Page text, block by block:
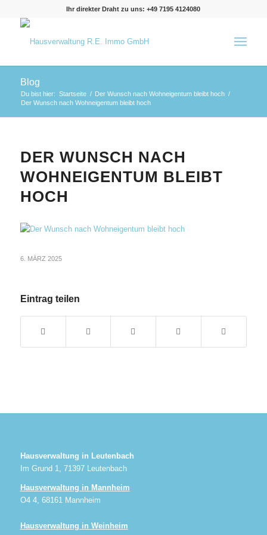
Ihr direkter Draht zu uns: +49 7195 4124080
Blog
Du bist hier: Startseite / Der Wunsch nach Wohneigentum bleibt hoch /
Der Wunsch nach Wohneigentum bleibt hoch
DER WUNSCH NACH
WOHNEIGENTUM BLEIBT
HOCH
6. MÄRZ 2025
Eintrag teilen
Hausverwaltung in Leutenbach
Im Grund 1, 71397 Leutenbach
Hausverwaltung in Mannheim
O4 4, 68161 Mannheim
Hausverwaltung in Weinheim